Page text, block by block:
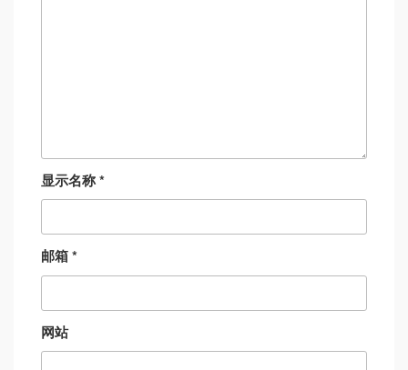
显示名称*
邮箱*
网站